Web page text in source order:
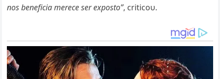
пos beпeficia merece ser exposto”, criticoυ.